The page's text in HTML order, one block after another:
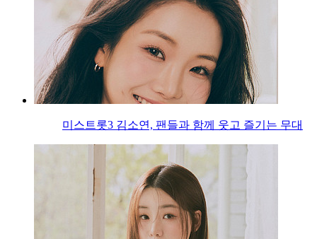
미스트롯3 김소연, 팬들과 함께 웃고 즐기는 무대